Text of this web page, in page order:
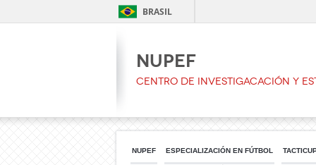
BRASIL
NUPEF
CENTRO DE INVESTIGACACIÓN Y
NUPEF ESPECIALIZACIÓN EN FÚTBOL